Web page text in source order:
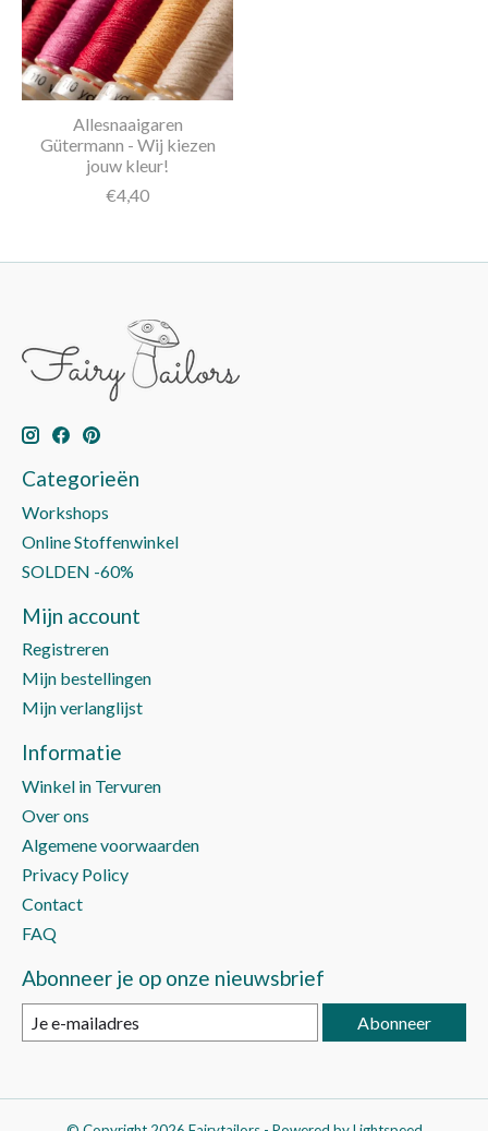
Allesnaaigaren
Gütermann - Wij kiezen
jouw kleur!
€4,40
Categorieën
Workshops
Online Stoffenwinkel
SOLDEN -60%
Mijn account
Registreren
Mijn bestellingen
Mijn verlanglijst
Informatie
Winkel in Tervuren
Over ons
Algemene voorwaarden
Privacy Policy
Contact
FAQ
Abonneer je op onze nieuwsbrief
Abonneer